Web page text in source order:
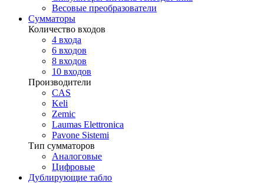
Весовые преобразователи
Сумматоры
Количество входов
4 входа
6 входов
8 входов
10 входов
Производители
CAS
Keli
Zemic
Laumas Elettronica
Pavone Sistemi
Тип сумматоров
Аналоговые
Цифровые
Дублирующие табло